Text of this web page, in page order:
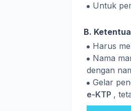
Untuk
B.
Harus
Nama
dengan
Gelar
e-KTP ,